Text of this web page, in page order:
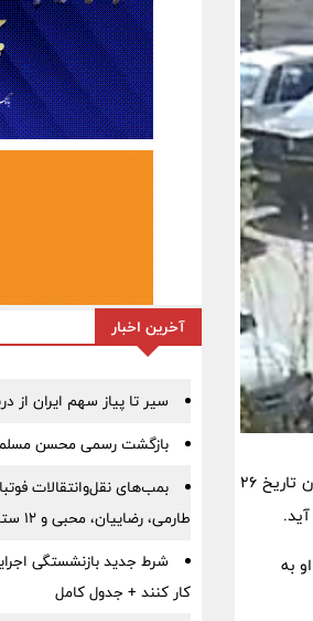
، حادثه تلخ، دلخراش و هولناک سرقت و زورگیری با سلاح سرد و زیرگرفتن شهروند در منطقه چیتگر تهران تاریخ 26
به
آخرین اخبار
سیر تا پیاز سهم ایران از
بازگشت رسمی محسن
بمب‌های نقل‌وانتقالات
طارمی، رضاییان، محبی و ۱۲ ستاره لو رفت
کار کنند + جدول کامل